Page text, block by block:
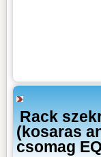
Rack
(kosaras
csomag